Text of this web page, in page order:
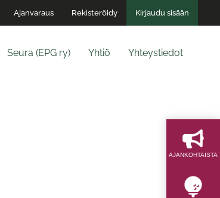
Ajanvaraus Rekisteröidy Kirjaudu sisään
Yhteystiedot
Yhtiö
Seura (EPG ry)
AJAN­KOHTAISTA